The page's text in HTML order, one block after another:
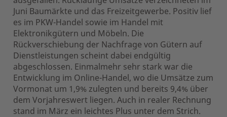
Juni Baumärkte und das Freizeitgewerbe. Positiv lief
es im PKW-Handel sowie im Handel mit
Elektronikgütern und Möbeln. Die
Rückverschiebung der Nachfrage von Gütern auf
Dienstleistungen scheint dabei endgültig
abgeschlossen. Einmalmehr sehr stark war die
Entwicklung im Online-Handel, wo die Umsätze zum
Vormonat um 1,9% zulegten und bereits 9,4% über
dem Vorjahreswert liegen. Auch in realer Rechnung
stand im März ein leichtes Plus unter dem Strich.